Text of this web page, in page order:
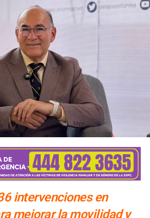
recinto,el flujo vehicular se distribuirá
Circuito Potosí,
avenida de las Torres. Como salida
podrán continuar por esta
incorporarse a avenida Simón Díaz,
de la Constitución y el
Díaz.
de movilidad, la avenida
de la Vega, en el tramo comprendido
al tránsito vehicular.El primer
de las Torres al callejón peatonal
intervenciones en
mejorar la movilidad y